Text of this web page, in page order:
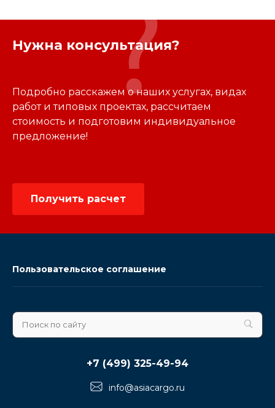
Нужна консультация?
Подробно расскажем о наших услугах, видах
работ и типовых проектах, рассчитаем
стоимость и подготовим индивидуальное
предложение!
Получить расчет
Пользовательское соглашение
+7 (499) 325-49-94
info@asiacargo.ru